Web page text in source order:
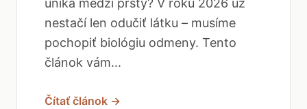
uniká medzi prsty? V roku 2026 už
nestačí len odučiť látku – musíme
pochopiť biológiu odmeny. Tento
článok vám...
Čítať článok →